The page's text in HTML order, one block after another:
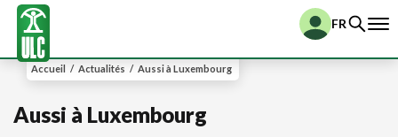
FR
Accueil / Actualités / Aussi à Luxembourg
Aussi à Luxembourg